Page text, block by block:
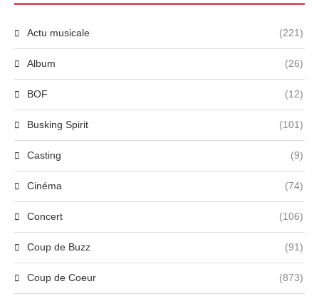
Actu musicale (221)
Album (26)
BOF (12)
Busking Spirit (101)
Casting (9)
Cinéma (74)
Concert (106)
Coup de Buzz (91)
Coup de Coeur (873)